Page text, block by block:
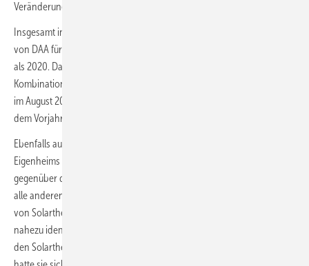
Veränderung.
Insgesamt interessierten sich 2021 rund 74 % mehr Nutzer der Portale
von DAA für die Kombination Photovoltaik-Anlage und Stromspeicher
als 2020. Das starke Interesse an Photovoltaik-Anlagen in
Kombination mit einem Batteriespeicher spiegelte sich in einem Peak
im August 2021, der zugleich eine Steigerung um rund 84 % gegenüber
dem Vorjahresmonat war.
Ebenfalls auf Wachstumskurs ist das Interesse an der Ausstattung des
Eigenheims mit Solarthermie: DAA stellte allein im Februar 2022
gegenüber dem Vormonat ein Plus von 10 % fest, also 9 % mehr als für
alle anderen Gewerke zusammen. Erstaunlich, da die Wachstumsrate
von Solarthermie und den anderen Gewerken in den Vormonaten
nahezu identisch hoch war. Wenngleich die positive Entwicklung bei
den Solarthermie-Anfragen im Februar 2022 besonders deutlich war,